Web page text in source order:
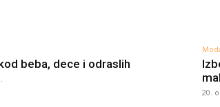
beba, dece i odraslih
20.